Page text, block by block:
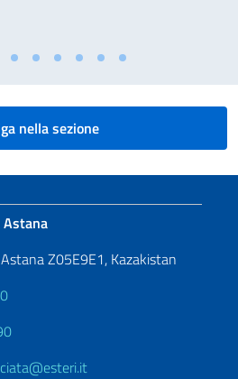
nella sezione
Astana
Z05E9E1, Kazakistan